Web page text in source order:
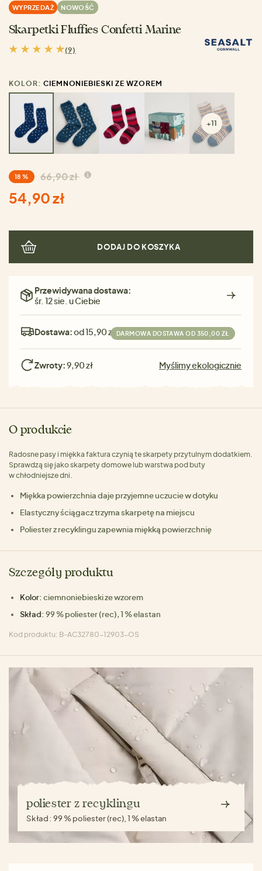
WYPRZEDAŻ NOWOŚĆ
Skarpetki Fluffies Confetti Marine
(9)
KOLOR: CIEMNONIEBIESKI ZE WZOREM
+11
18 % 66,90 zł
54,90 zł
DODAJ DO KOSZYKA
Przewidywana dostawa:
śr. 12 sie. u Ciebie
Dostawa:od 15,90 zł DARMOWA DOSTAWA OD 350,00 ZŁ
Zwroty:9,90 zł Myślimy ekologicznie
O produkcie
Radosne pasy i miękka faktura czynią te skarpety przytulnym dodatkiem.
Sprawdzą się jako skarpety domowe lub warstwa pod buty
w chłodniejsze dni.
Miękka powierzchnia daje przyjemne uczucie w dotyku
Elastyczny ściągacz trzyma skarpetę na miejscu
Poliester z recyklingu zapewnia miękką powierzchnię
Szczegóły produktu
Kolor: ciemnoniebieski ze wzorem
Skład: 99 % poliester (rec), 1 % elastan
Kod produktu: B-AC32780-12903-OS
poliester z recyklingu
Skład:99 % poliester (rec), 1 % elastan